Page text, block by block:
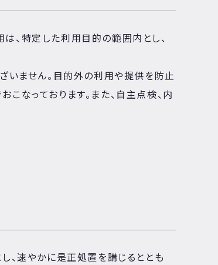
、特定した利用目的の範囲内とし、
いません。目的外の利用や提供を防止
なっております。また、自主点検、内
、速やかに是正処置を講じるととも